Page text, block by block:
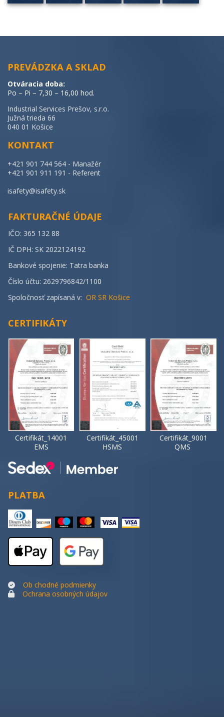
PREVÁDZKA A SKLAD
Otváracia doba:
Po – Pi – 7,30 – 16,00 hod.
Industrial Services Prešov, s.r.o.
Južná trieda 66
040 01 Košice
KONTAKT
+421 901 744 564 - Manažér
+421 901 911 191 - Referent
isafety@isafety.sk
FAKTURAČNÉ ÚDAJE
IČO: 365 132 88
IČ DPH: SK 2022124192
Bankové spojenie: Tatra banka
Číslo účtu: 2629796842/1100
Spoločnosť zapísaná v: OR SR Košice
CERTIFIKÁTY
Certifikát_14001
EMS
Certifikát_45001
HSMS
Certifikát_9001
QMS
PLATBA
Ob chodné podmienky
Ochrana osobných údajov